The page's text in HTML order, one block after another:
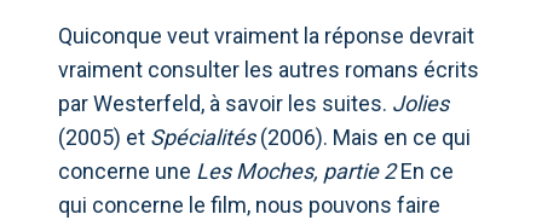
Quiconque veut vraiment la réponse devrait
vraiment consulter les autres romans écrits
par Westerfeld, à savoir les suites. Jolies
(2005) et Spécialités(2006). Mais en ce qui
concerne une Les Moches, partie 2En ce
qui concerne le film, nous pouvons faire